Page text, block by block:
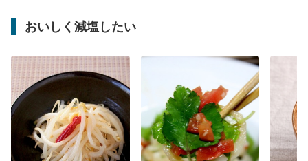
おいしく減塩したい